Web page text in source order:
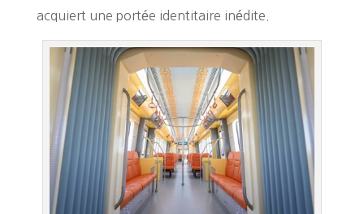
acquiert une portée identitaire inédite.